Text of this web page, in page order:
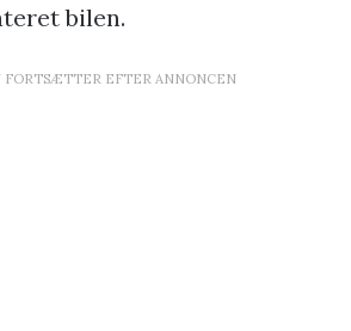
bilen.
FORTSÆTTER EFTER ANNONCEN